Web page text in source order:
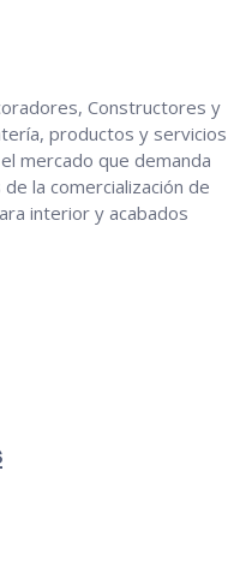
Constructores y
productos y servicios
mercado que demanda
la comercialización de
interior y acabados